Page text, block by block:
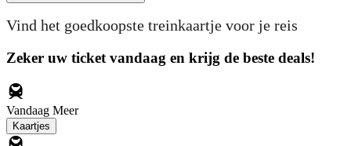
Vind het goedkoopste treinkaartje voor je reis
Zeker uw ticket vandaag en krijg de beste deals!
Vandaag Meer
Kaartjes